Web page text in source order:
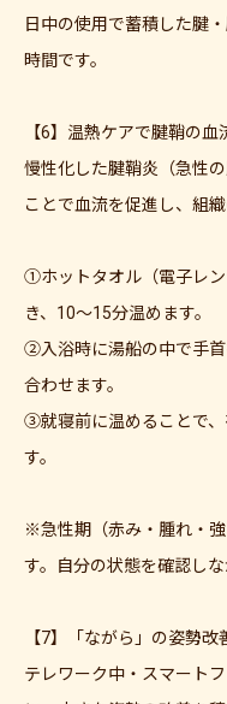
日中の使用で蓄積した腱
時間です。
【6】温熱ケアで腱鞘の血
慢性化した腱鞘炎（急性
ことで血流を促進し、組
①ホットタオル（電子レ
き、10〜15分温めます。
②入浴時に湯船の中で手
合わせます。
③就寝前に温めることで
す。
※急性期（赤み・腫れ・
す。自分の状態を確認し
【7】「ながら」の姿勢改
テレワーク中・スマート